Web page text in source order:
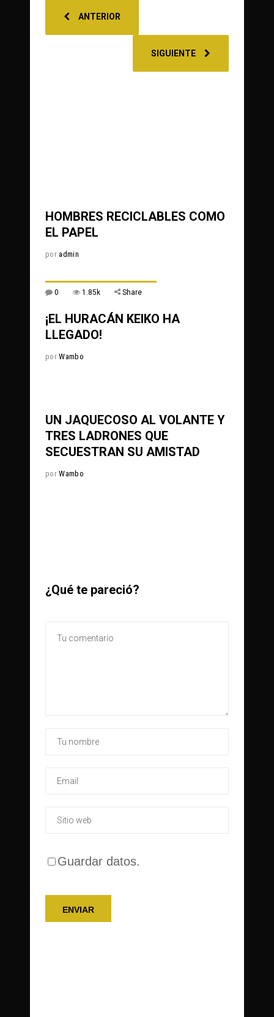
ANTERIOR
SIGUIENTE
HOMBRES RECICLABLES COMO
EL PAPEL
por admin
0 1.85k Share
¡EL HURACÁN KEIKO HA
LLEGADO!
porWambo
UN JAQUECOSO AL VOLANTE Y
TRES LADRONES QUE
SECUESTRAN SU AMISTAD
porWambo
¿Qué te pareció?
Guardar datos.